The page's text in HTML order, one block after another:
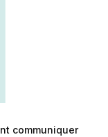
communiquer